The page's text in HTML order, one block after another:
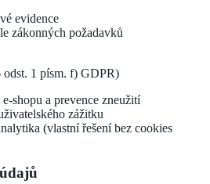
evidence
zákonných požadavků
odst. 1 písm. f) GDPR)
shopu a prevence zneužití
zážitku
(vlastní řešení bez cookies